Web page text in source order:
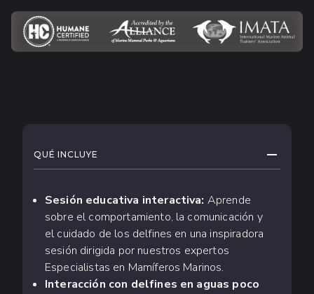
QUÉ INCLUYE
Sesión educativa interactiva: Aprende
sobre el comportamiento, la comunicación y
el cuidado de los delfines en una inspiradora
sesión dirigida por nuestros expertos
Especialistas en Mamíferos Marinos.
Interacción con delfines en aguas poco